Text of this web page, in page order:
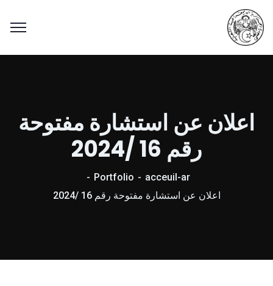
اعلان عن استشارة مفتوحة
رقم 16 /2024
acceuil-ar
Portfolio
اعلان عن استشارة مفتوحة رقم 16 /2024